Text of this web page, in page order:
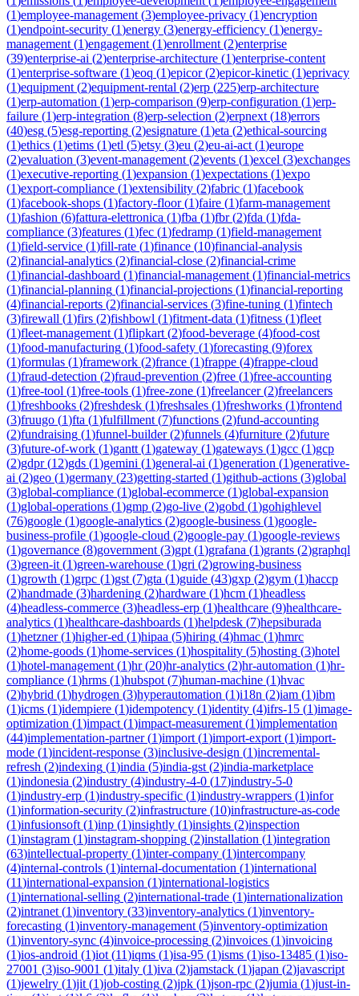
(1)employee-management (3)employee-privacy (1)encryption
(1)endpoint-security (1)energy (3)energy-efficiency (1)energy-
management (1)engagement (1)enrollment (2)enterprise
(39)enterprise-ai (2)enterprise-architecture (1)enterprise-content
(1)enterprise-software (1)eoq (1)epicor(2)epicor-kinetic (1)eprivacy
(1)equipment (2)equipment-rental (2)erp (225)erp-architecture
(1)erp-automation (1)erp-comparison (9)erp-configuration (1)erp-
failure (1)erp-integration (8)erp-selection (2)erpnext (18)errors
(40)esg (5)esg-reporting (2)esignature (1)eta (2)ethical-sourcing
(1)ethics (1)etims (1)etl (5)etsy (3)eu (2)eu-ai-act (1)europe
(2)evaluation (3)event-management (2)events (1)excel (3)exchanges
(1)executive-reporting (1)expansion (1)expectations (1)expo
(1)export-compliance (1)extensibility (2)fabric (1)facebook
(1)facebook-shops (1)factory-floor(1)faire (1)farm-management
(1)fashion (6)fattura-elettronica (1)fba (1)fbr(2)fda (1)fda-
compliance (3)features (1)fec (1)fedramp (1)field-management
(1)field-service (1)fill-rate (1)finance (10)financial-analysis
(2)financial-analytics (2)financial-close (2)financial-crime
(1)financial-dashboard (1)financial-management (1)financial-metrics
(1)financial-planning (1)financial-projections (1)financial-reporting
(4)financial-reports (2)financial-services (3)fine-tuning (1)fintech
(3)firewall (1)firs (2)fishbowl (1)fitment-data (1)fitness (1)fleet
(1)fleet-management (1)flipkart (2)food-beverage (4)food-cost
(1)food-manufacturing (1)food-safety (1)forecasting (9)forex
(1)formulas (1)framework (2)france (1)frappe (4)frappe-cloud
(1)fraud-detection (2)fraud-prevention (2)free (1)free-accounting
(1)free-tool (1)free-tools (1)free-zone (1)freelancer(2)freelancers
(1)freshbooks (2)freshdesk (1)freshsales (1)freshworks (1)frontend
(3)fruugo (1)fta (1)fulfillment (7)functions (2)fund-accounting
(2)fundraising (1)funnel-builder(2)funnels (4)furniture (2)future
(3)future-of-work (1)gantt (1)gateway (1)gateways (1)gcc (1)gcp
(2)gdpr(12)gds (1)gemini (1)general-ai (1)generation (1)generative-
ai (2)geo (1)germany (23)getting-started (1)github-actions (3)global
(3)global-compliance (1)global-ecommerce (1)global-expansion
(1)global-operations (1)gmp (2)go-live (2)gobd (1)gohighlevel
(76)google (1)google-analytics (2)google-business (1)google-
business-profile (1)google-cloud (2)google-pay (1)google-reviews
(1)governance (8)government (3)gpt (1)grafana (1)grants (2)graphql
(3)green-it (1)green-warehouse (1)gri (2)growing-business
(1)growth (1)grpc (1)gst (7)gta (1)guide (43)gxp (2)gym (1)haccp
(2)handmade (3)hardening (2)hardware (1)hcm (1)headless
(4)headless-commerce (3)headless-erp (1)healthcare (9)healthcare-
analytics (1)healthcare-dashboards (1)helpdesk (7)hepsiburada
(1)hetzner(1)higher-ed (1)hipaa (5)hiring (4)hmac (1)hmrc
(2)home-goods (1)home-services (1)hospitality (5)hosting (3)hotel
(1)hotel-management (1)hr(20)hr-analytics (2)hr-automation (1)hr-
compliance (1)hrms (1)hubspot (7)human-machine (1)hvac
(2)hybrid (1)hydrogen (3)hyperautomation (1)i18n (2)iam (1)ibm
(1)icms (1)idempiere (1)idempotency (1)identity (4)ifrs-15 (1)image-
optimization (1)impact (1)impact-measurement (1)implementation
(44)implementation-partner(1)import (1)import-export (1)import-
mode (1)incident-response (3)inclusive-design (1)incremental-
refresh (2)indexing (1)india (5)india-gst (2)india-marketplace
(1)indonesia (2)industry (4)industry-4-0 (17)industry-5-0
(1)industry-erp (1)industry-specific (1)industry-wrappers (1)infor
(1)information-security (2)infrastructure (10)infrastructure-as-code
(1)infusionsoft (1)inp (1)insightly (1)insights (2)inspection
(1)instagram (1)instagram-shopping (2)installation (1)integration
(63)intellectual-property (1)inter-company (1)intercompany
(4)internal-controls (1)internal-documentation (1)international
(11)international-expansion (1)international-logistics
(1)international-selling (2)international-trade (1)internationalization
(2)intranet (1)inventory (33)inventory-analytics (1)inventory-
forecasting (1)inventory-management (5)inventory-optimization
(1)inventory-sync (4)invoice-processing (2)invoices (1)invoicing
(1)ios-android (1)iot (11)iqms (1)isa-95 (1)isms (1)iso-13485 (1)iso-
27001 (3)iso-9001 (1)italy (1)iva (2)jamstack (1)japan (2)javascript
(1)jewelry (1)jit (1)job-costing (2)jpk (1)json-rpc (2)jumia (1)just-in-